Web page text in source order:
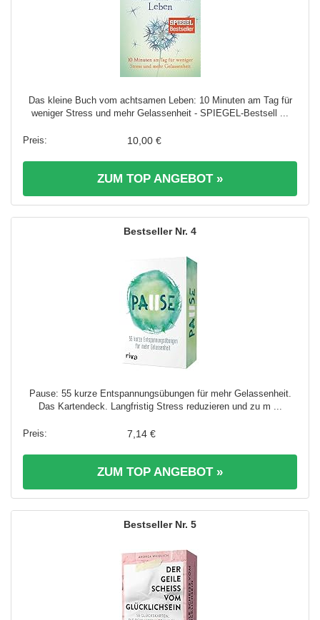
Das kleine Buch vom achtsamen Leben: 10 Minuten am Tag für
weniger Stress und mehr Gelassenheit - SPIEGEL-Bestsell ...
10,00 €
ZUM TOP ANGEBOT »
4
Pause: 55 kurze Entspannungsübungen für mehr Gelassenheit.
Das Kartendeck. Langfristig Stress reduzieren und zu m ...
7,14 €
ZUM TOP ANGEBOT »
5